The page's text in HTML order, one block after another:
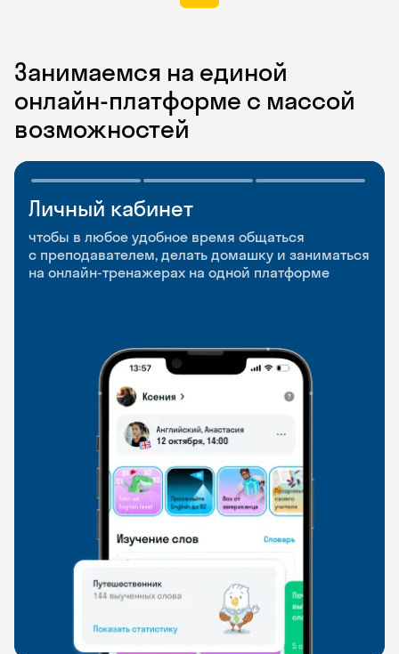
Занимаемся на единой
онлайн-платформе с массой
возможностей
Личный кабинет
чтобы в любое удобное время общаться
с преподавателем, делать домашку и заниматься
на онлайн-тренажерах на одной платформе
Мобильное
приложение
чтобы заниматься и изучать новые слова где
и когда удобно
Разговорные клубы
и Talks
Групповые занятия для разговорной практики
и индивидуальные встречи с преподавателями